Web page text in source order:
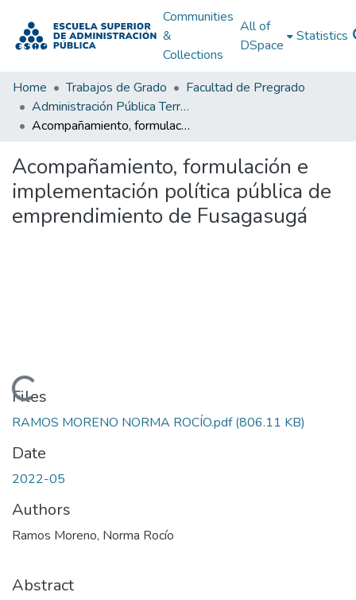
Communities
&
Collections
All of
DSpace
Statistics
Home Trabajos de Grado
Facultad de Pregrado
Administración Pública Territorial (APT)
Acompañamiento, formulación e implementación política pública de emprendimiento de Fusagasugá
Acompañamiento, formulación e
implementación política pública de
emprendimiento de Fusagasugá
Loading...
Files
RAMOS MORENO NORMA ROCÍO.pdf(806.11 KB)
Date
2022-05
Authors
Ramos Moreno, Norma Rocío
Abstract